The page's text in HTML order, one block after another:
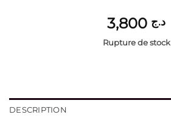
د.ج
Rupture de stock
DESCRIPTION